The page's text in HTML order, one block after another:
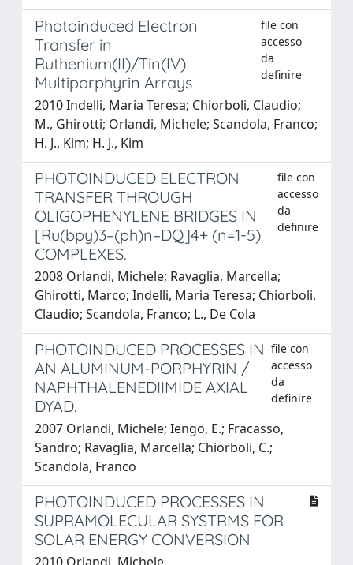
Photoinduced Electron
Transfer in
Ruthenium(II)/Tin(IV)
Multiporphyrin Arrays
file con
accesso
da
definire
2010 Indelli, Maria Teresa; Chiorboli, Claudio;
M., Ghirotti; Orlandi, Michele; Scandola, Franco;
H. J., Kim; H. J., Kim
PHOTOINDUCED ELECTRON
TRANSFER THROUGH
OLIGOPHENYLENE BRIDGES IN
[Ru(bpy)3–(ph)n–DQ]4+ (n=1-5)
COMPLEXES.
file con
accesso
da
definire
2008 Orlandi, Michele; Ravaglia, Marcella;
Ghirotti, Marco; Indelli, Maria Teresa; Chiorboli,
Claudio; Scandola, Franco; L., De Cola
PHOTOINDUCED PROCESSES IN
AN ALUMINUM-PORPHYRIN /
NAPHTHALENEDIIMIDE AXIAL
DYAD.
file con
accesso
da
definire
2007 Orlandi, Michele; Iengo, E.; Fracasso,
Sandro; Ravaglia, Marcella; Chiorboli, C.;
Scandola, Franco
PHOTOINDUCED PROCESSES IN
SUPRAMOLECULAR SYSTRMS FOR
SOLAR ENERGY CONVERSION